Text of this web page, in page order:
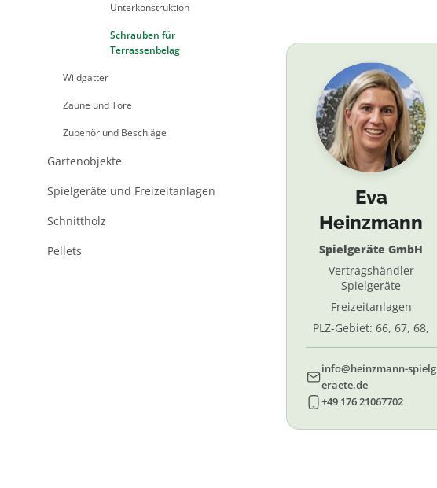
Unterkonstruktion
Schrauben für
Terrassenbelag
Wildgatter
Zäune und Tore
Zubehör und Beschläge
Gartenobjekte
Spielgeräte und Freizeitanlagen
Schnittholz
Pellets
Eva
Heinzmann
Spielgeräte GmbH
Vertragshändler
Spielgeräte
Freizeitanlagen
PLZ-Gebiet: 66, 67, 68,
info@heinzmann-spielg
eraete.de
+49 176 21067702